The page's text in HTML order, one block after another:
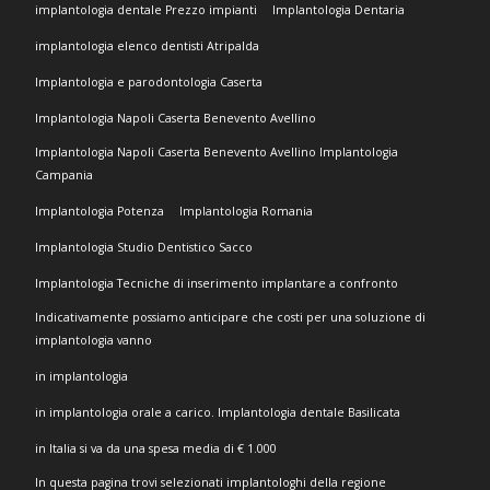
implantologia dentale Prezzo impianti Implantologia Dentaria
implantologia elenco dentisti Atripalda
Implantologia e parodontologia Caserta
Implantologia Napoli Caserta Benevento Avellino
Implantologia Napoli Caserta Benevento Avellino Implantologia
Campania
Implantologia Potenza Implantologia Romania
Implantologia Studio Dentistico Sacco
Implantologia Tecniche di inserimento implantare a confronto
Indicativamente possiamo anticipare che costi per una soluzione di
implantologia vanno
in implantologia
in implantologia orale a carico. Implantologia dentale Basilicata
in Italia si va da una spesa media di € 1.000
In questa pagina trovi selezionati implantologhi della regione